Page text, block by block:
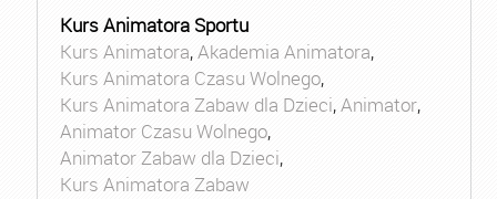
Kurs Animatora Sportu
Kurs Animatora,Akademia Animatora,
Kurs Animatora Czasu Wolnego,
Kurs Animatora Zabaw dla Dzieci,Animator,
Animator Czasu Wolnego,
Animator Zabaw dla Dzieci,
Kurs Animatora Zabaw